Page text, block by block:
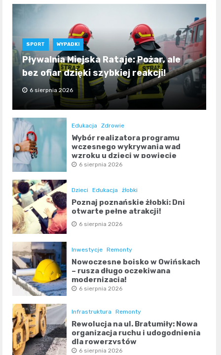
SPORT WYPADKI
Pływalnia Miejska Rataje: Pożar, ale
bez ofiar dzięki szybkiej reakcji!
6 sierpnia 2026
Edukacja Zdrowie
Wybór realizatora programu
wczesnego wykrywania wad
wzroku u dzieci w powiecie
poznańskim
6 sierpnia 2026
Dzieci Edukacja żłobki
Poznaj poznańskie żłobki: Dni
otwarte pełne atrakcji!
6 sierpnia 2026
Inwestycje Remonty
Nowoczesne boisko w Owińskach
– rusza długo oczekiwana
modernizacja!
6 sierpnia 2026
Infrastruktura Remonty
Rewolucja na ul. Bratumiły: Nowa
organizacja ruchu i udogodnienia
dla rowerzystów
6 sierpnia 2026